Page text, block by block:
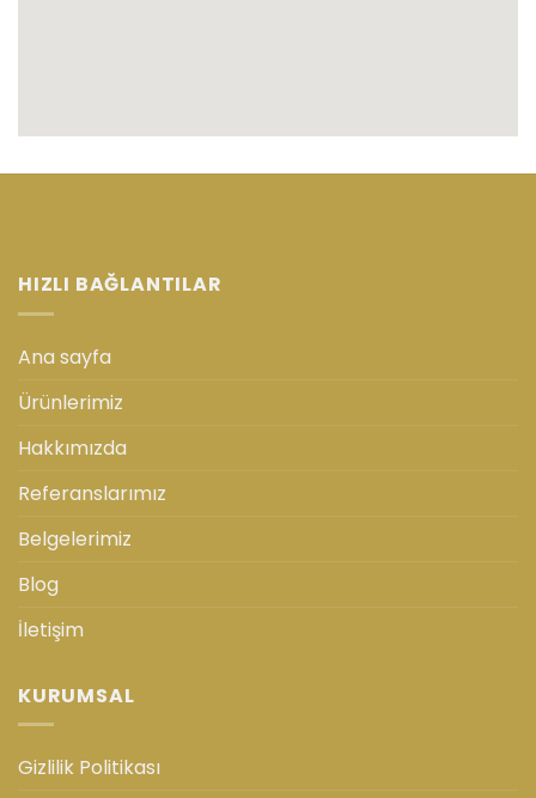
HIZLI BAĞLANTILAR
Ana sayfa
Ürünlerimiz
Hakkımızda
Referanslarımız
Belgelerimiz
Blog
İletişim
KURUMSAL
Gizlilik Politikası